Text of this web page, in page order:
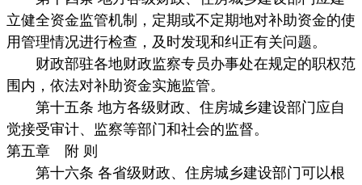
立健全资金监管机制，定期或不定期地对补助资金的使
用管理情况进行检查，及时发现和纠正有关问题。
财政部驻各地财政监察专员办事处在规定的职权范
围内，依法对补助资金实施监管。
第十五条 地方各级财政、住房城乡建设部门应自
觉接受审计、监察等部门和社会的监督。
第五章 附 则
第十六条 各省级财政、住房城乡建设部门可以根